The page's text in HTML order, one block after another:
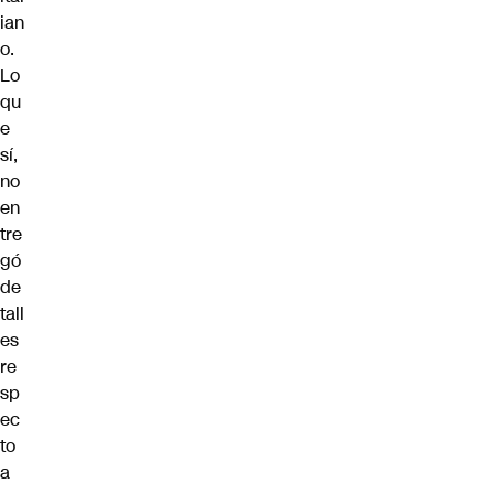
ian
o.
Lo
qu
e
sí,
no
en
tre
gó
de
tall
es
re
sp
ec
to
a